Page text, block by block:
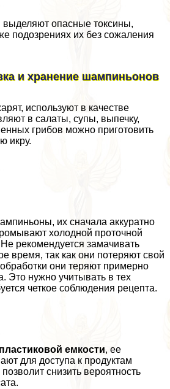
опасные токсины,
подозрениях их без сожаления
и хранение шампиньонов
используют в качестве
в салаты, супы, выпечку,
грибов можно приготовить
икру.
их сначала аккуратно
холодной проточной
рекомендуется замачивать
время, так как они потеряют свой
они теряют примерно
Это нужно учитывать в тех
четкое соблюдения рецепта.
пластиковой емкости, ее
для доступа к продуктам
снизить вероятность